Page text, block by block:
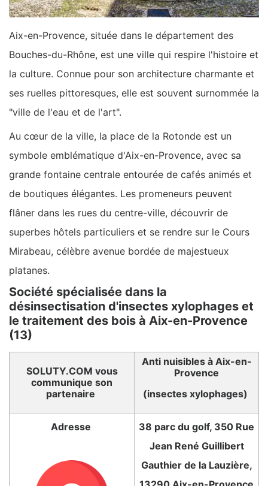
Aix-en-Provence, située dans le département des
Bouches-du-Rhône, est une ville qui respire l'histoire et
la culture. Connue pour son architecture charmante et
ses ruelles pittoresques, elle est souvent surnommée la
"ville de l'eau et de l'art".
Au cœur de la ville, la place de la Rotonde est un
symbole emblématique d'Aix-en-Provence, avec sa
grande fontaine centrale entourée de cafés animés et
de boutiques élégantes. Les promeneurs peuvent
flâner dans les rues du centre-ville, découvrir de
superbes hôtels particuliers et se rendre sur le Cours
Mirabeau, célèbre avenue bordée de majestueux
platanes.
Société spécialisée dans la
désinsectisation d'insectes xylophages et
le traitement des bois à Aix-en-Provence
(13)
SOLUTY.COM vous
communique son
partenaire
Anti nuisibles à Aix-en-
Provence
(insectes xylophages)
Adresse
38 parc du golf, 350 Rue
Jean René Guillibert
Gauthier de la Lauzière,